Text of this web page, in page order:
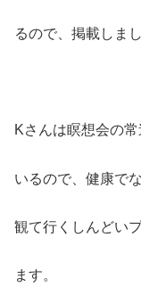
るので、掲載しまし
Kさんは瞑想会の
いるので、健康で
観て行くしんどい
ます。